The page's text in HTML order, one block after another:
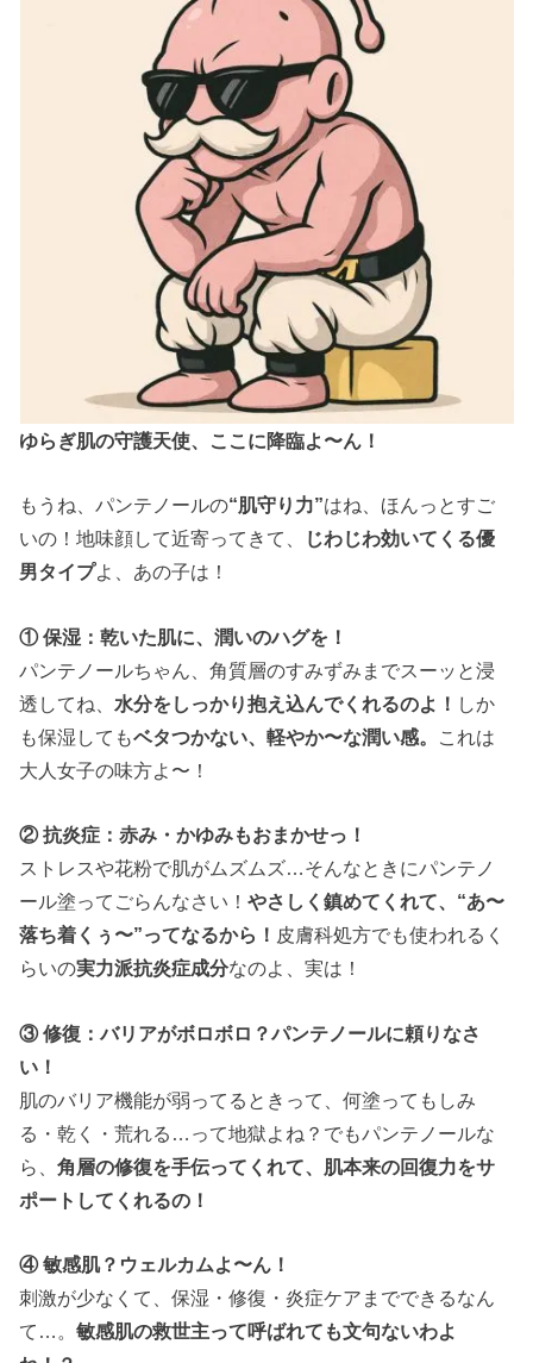
ゆらぎ肌の守護天使、ここに降臨よ〜ん！
もうね、パンテノールの“肌守り力”はね、ほんっとすご
いの！地味顔して近寄ってきて、
じわじわ効いてくる優
男タイプよ、あの子は！
① 保湿：乾いた肌に、潤いのハグを！
パンテノールちゃん、角質層のすみずみまでスーッと浸
透してね、 水分をしっかり抱え込んでくれるのよ！ しか
も保湿してもベタつかない、軽やか〜な潤い感。 これは
大人女子の味方よ〜！
② 抗炎症：赤み・かゆみもおまかせっ！
ストレスや花粉で肌がムズムズ…そんなときにパンテノ
ール塗ってごらんなさい！やさしく鎮めてくれて、“あ〜
落ち着くぅ〜”ってなるから！ 皮膚科処方でも使われるく
らいの実力派抗炎症成分なのよ、実は！
③ 修復：バリアがボロボロ？パンテノールに頼りなさ
い！
肌のバリア機能が弱ってるときって、何塗ってもしみ
る・乾く・荒れる…って地獄よね？でもパンテノールな
ら、角層の修復を手伝ってくれて、肌本来の回復力をサ
ポートしてくれるの！
④ 敏感肌？ウェルカムよ〜ん！
刺激が少なくて、保湿・修復・炎症ケアまでできるなん
て…。敏感肌の救世主って呼ばれても文句ないわよ